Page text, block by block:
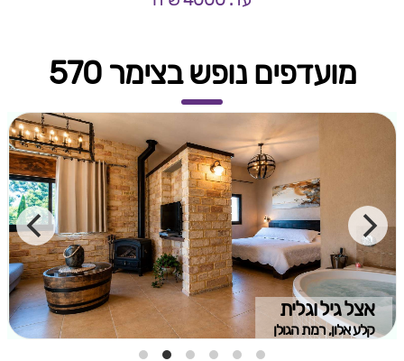
מועדפים נופש בצימר 570
אצל גיל וגלית
קלע אלון, רמת הגולן